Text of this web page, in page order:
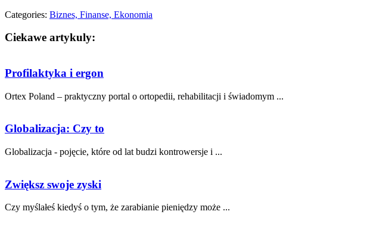
Categories: Biznes, Finanse, Ekonomia
Ciekawe artykuly:
Profilaktyka i ergon
Ortex Poland – praktyczny portal o ortopedii, rehabilitacji i świadomym ...
Globalizacja: Czy to
Globalizacja - pojęcie, ​które od lat budzi kontrowersje i ...
Zwiększ swoje zyski
Czy myślałeś kiedyś⁣ o ‍tym, że zarabianie pieniędzy​ może ...